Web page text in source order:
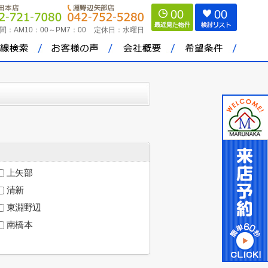
： AM10：00～PM7：00 定休日： 水曜日
00 00
上矢部
清新
東淵野辺
南橋本